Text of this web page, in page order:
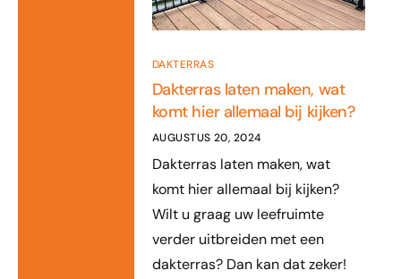
DAKTERRAS
Dakterras laten maken, wat
komt hier allemaal bij kijken?
AUGUSTUS 20, 2024
Dakterras laten maken, wat
komt hier allemaal bij kijken?
Wilt u graag uw leefruimte
verder uitbreiden met een
dakterras? Dan kan dat zeker!